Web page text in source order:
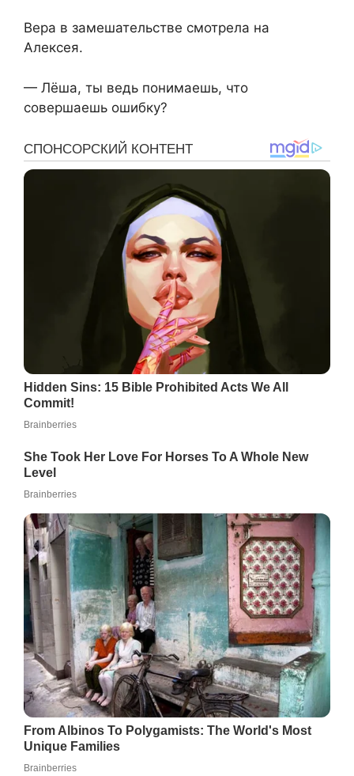
Вера в замешательстве смотрела на
Алексея.
— Лёша, ты ведь понимаешь, что
совершаешь ошибку?